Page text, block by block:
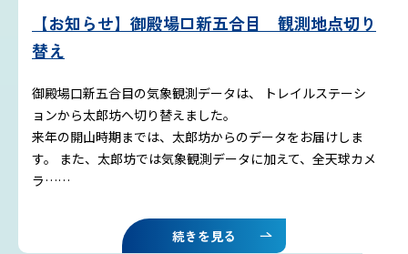
【お知らせ】御殿場口新五合目 観測地点切り
替え
御殿場口新五合目の気象観測データは、 トレイルステーシ
ョンから太郎坊へ切り替えました。
来年の開山時期までは、太郎坊からのデータをお届けしま
す。 また、太郎坊では気象観測データに加えて、全天球カメ
ラ……
続きを見る